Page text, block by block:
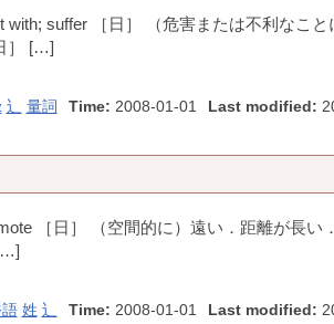
with; suffer ［日］ （危害または不利なこと
］ […]
辶 量詞 Time: 2008-01-01 Last modified:
［日］ （空間的に）遠い．距離が長い
姓 辶 Time: 2008-01-01 Last modified: